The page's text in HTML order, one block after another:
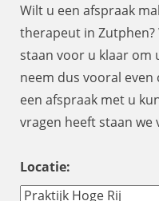
Wilt u een afspraak
therapeut in Zutphen?
staan voor u klaar om
neem dus vooral
een afspraak met u
vragen heeft staan we
Locatie: